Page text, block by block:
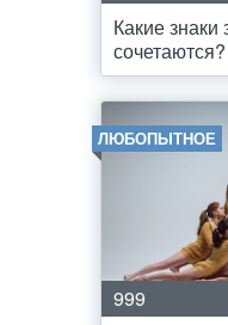
Какие
сочетаются?
ЛЮБОПЫТНОЕ
999